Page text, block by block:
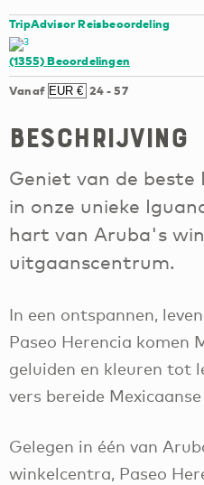
TripAdvisor Reisbeoordeling
(1355)Beoordelingen
Vanaf 24-57
Beschrijving
Geniet van de beste
in onze unieke
hart van Aruba's
uitgaanscentrum.
In een ontspannen,
Paseo Herencia komen
geluiden en kleuren tot
vers bereide
Gelegen in één van
winkelcentra, Paseo